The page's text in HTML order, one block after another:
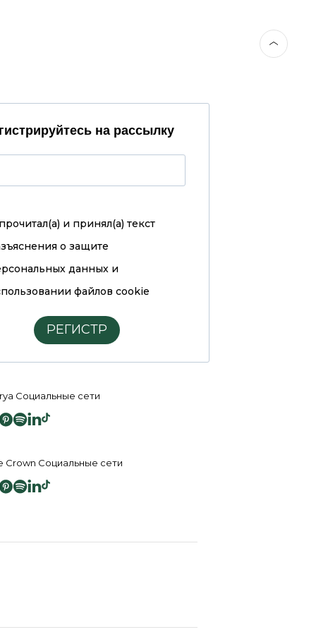
на рассылку
и принял(а)текст
о защите
данных и
файлов cookie
РЕГИСТР
Социальные сети
Crown Социальные сети